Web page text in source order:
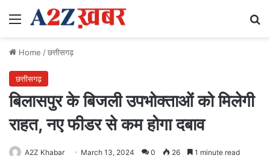
Menu
Home /छत्तीसगढ़
छत्तीसगढ़
बिलासपुर के बिजली उपभोक्ताओं को मिलेगी
राहत, नए फीडर से कम होगा दबाव
A2Z Khabar March 13, 2024 0 26 1 minute read